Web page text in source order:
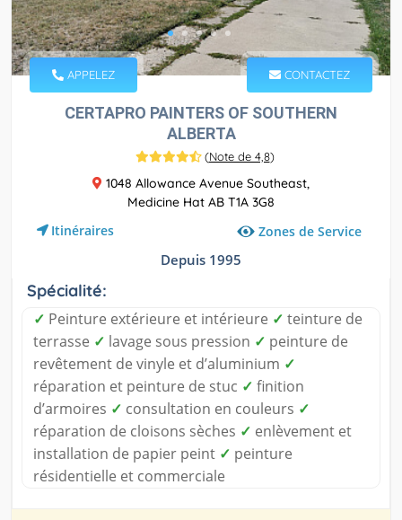
APPELEZ CONTACTEZ
CERTAPRO PAINTERS OF SOUTHERN
ALBERTA
(Note de 4,8)
1048 Allowance Avenue Southeast,
Medicine Hat AB T1A 3G8
Itinéraires Zones de Service
Depuis 1995
Spécialité:
✓ Peinture extérieure et intérieure ✓ teinture de
terrasse ✓ lavage sous pression ✓ peinture de
revêtement de vinyle et d’aluminium ✓
réparation et peinture de stuc ✓ finition
d’armoires ✓ consultation en couleurs ✓
réparation de cloisons sèches ✓ enlèvement et
installation de papier peint ✓ peinture
résidentielle et commerciale